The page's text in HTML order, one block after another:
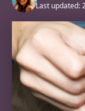
Last updated: